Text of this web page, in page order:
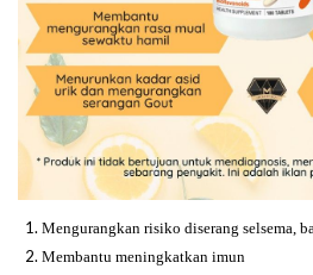
Mengurangkan risiko diserang selsema,
Membantu meningkatkan imun